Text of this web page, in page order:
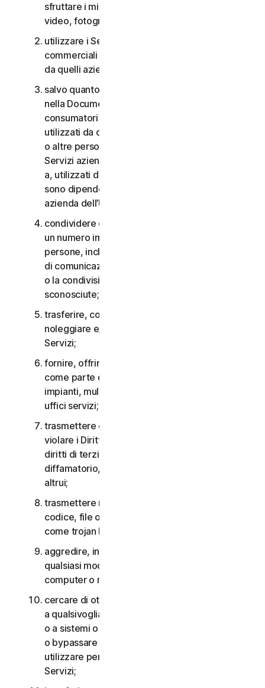
sfruttare i minori in qualsiasi modo, inclusi audio,
video, fotografie, contenuti digitali, ecc.;
utilizzare i Servizi per i consumatori per scopi
commerciali o i Servizi aziendali per scopi diversi
da quelli aziendali interni;
salvo quanto diversamente previsto nel CLS o
nella Documentazione, i Servizi per i
consumatori non possono essere accessibili a,
utilizzati da o condivisi con familiari, non familiari
o altre persone che non risiedono con l’Utente e i
Servizi aziendali non possono essere accessibili
a, utilizzati da o condivisi con persone che non
sono dipendenti o non fanno parte della Piccola
azienda dell’Utente;
condividere qualsiasi dato o altro contenuto con
un numero irragionevolmente elevato di
persone, incluso, a titolo esemplificativo, l’invio
di comunicazioni a un gran numero di destinatari
o la condivisione di contenuti con persone
sconosciute;
trasferire, concedere in licenza, affittare,
noleggiare e/o prestare il diritto di utilizzare i
Servizi;
fornire, offrire o rendere disponibili i Servizi
come parte di un accordo per la gestione di
impianti, multiproprietà, provider di servizi o
uffici servizi;
trasmettere o archiviare materiale che potrebbe
violare i Diritti di proprietà intellettuale o altri
diritti di terzi o che risulta illegale, lesivo,
diffamatorio, calunnioso o invasivo della privacy
altrui;
trasmettere materiale che contiene virus o altro
codice, file o programmi per computer dannosi
come trojan horse, worm o time bomb;
aggredire, interferire, negare il servizio in
qualsiasi modo o forma a qualsiasi altra rete,
computer o nodo attraverso i Servizi;
cercare di ottenere un accesso non autorizzato
a qualsivoglia Servizio, agli account di altri utenti
o a sistemi o reti di computer connessi ai Servizi
o bypassare qualsiasi misura che potremmo
utilizzare per prevenire o limitare l’accesso ai
Servizi;